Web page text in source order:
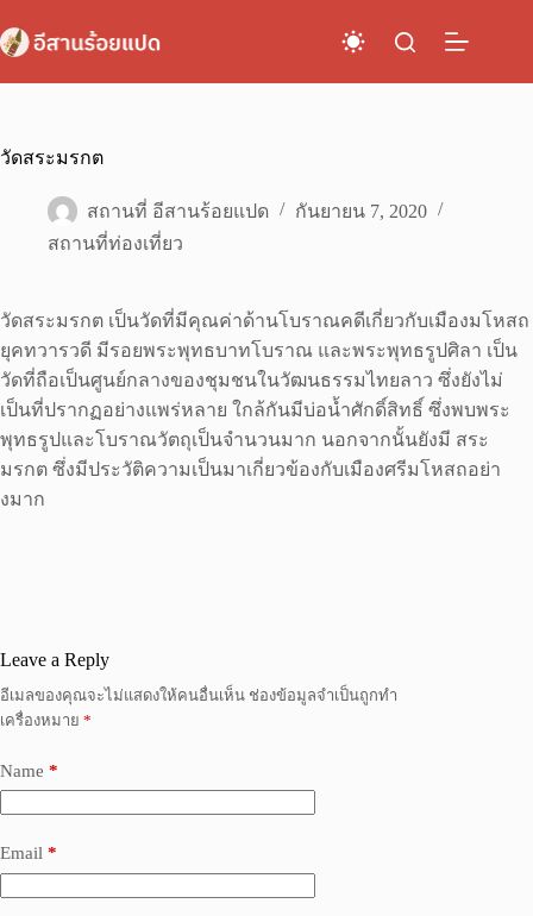
to
content
วัดสระมรกต
สถานที่ อีสานร้อยแปด
กันยายน 7, 2020
สถานที่ท่องเที่ยว
วัดสระมรกต เป็นวัดที่มีคุณค่าด้านโบราณคดีเกี่ยวกับเมืองมโหสถ
ยุคทวารวดี มีรอยพระพุทธบาทโบราณ และพระพุทธรูปศิลา เป็น
วัดที่ถือเป็นศูนย์กลางของชุมชนในวัฒนธรรมไทยลาว ซึ่งยังไม่
เป็นที่ปรากฏอย่างแพร่หลาย ใกล้กันมีบ่อน้ำศักดิ์สิทธิ์ ซึ่งพบพระ
พุทธรูปและโบราณวัตถุเป็นจำนวนมาก นอกจากนั้นยังมี สระ
มรกต ซึ่งมีประวัติความเป็นมาเกี่ยวข้องกับเมืองศรีมโหสถอย่า
งมาก
Leave a Reply
อีเมลของคุณจะไม่แสดงให้คนอื่นเห็น ช่องข้อมูลจำเป็นถูกทำ
เครื่องหมาย *
Name *
Email *